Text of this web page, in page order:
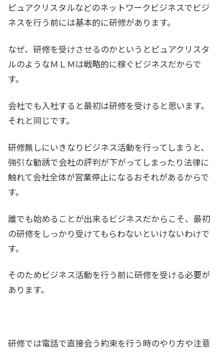
ピュアクリスタルなどのネットワークビジネスでビジ
ネスを行う前には基本的に研修があります。
なぜ、研修を受けさせるのかというとピュアクリスタ
ルのようなＭＬＭは戦略的に稼ぐビジネスだからで
す。
会社でも入社すると最初は研修を受けると思います。
それと同じです。
研修無しにいきなりビジネス活動を行ってしまうと、
強引な勧誘で会社の評判が下がってしまったり法律に
触れて会社全体が営業停止になるおそれがあるからで
す。
誰でも始めることが出来るビジネスだからこそ、最初
の研修をしっかり受けてもらわないといけないわけで
す。
そのためビジネス活動を行う前に研修を受ける必要が
あります。
研修では電話で直接会う約束を行う時のやり方や注意